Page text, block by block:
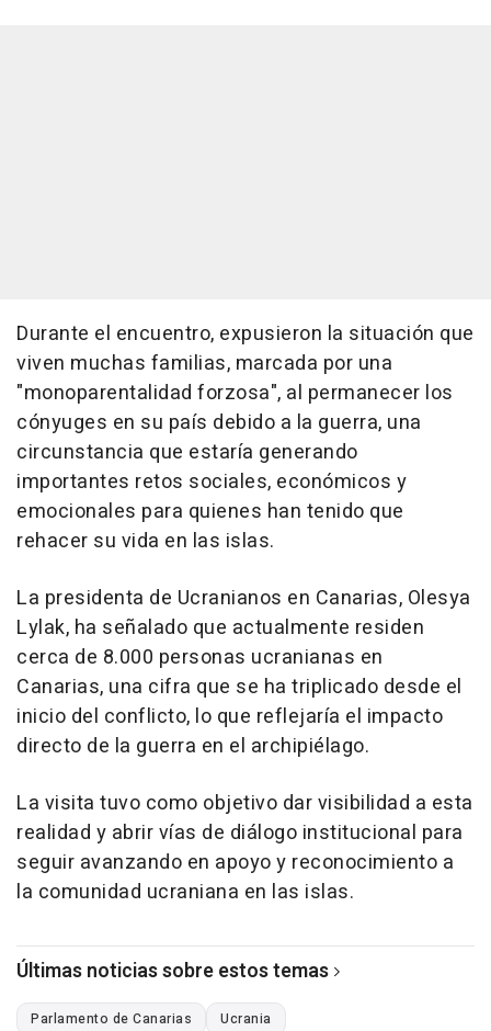
Durante el encuentro, expusieron la situación que
viven muchas familias, marcada por una
"monoparentalidad forzosa", al permanecer los
cónyuges en su país debido a la guerra, una
circunstancia que estaría generando
importantes retos sociales, económicos y
emocionales para quienes han tenido que
rehacer su vida en las islas.
La presidenta de Ucranianos en Canarias, Olesya
Lylak, ha señalado que actualmente residen
cerca de 8.000 personas ucranianas en
Canarias, una cifra que se ha triplicado desde el
inicio del conflicto, lo que reflejaría el impacto
directo de la guerra en el archipiélago.
La visita tuvo como objetivo dar visibilidad a esta
realidad y abrir vías de diálogo institucional para
seguir avanzando en apoyo y reconocimiento a
la comunidad ucraniana en las islas.
Últimas noticias sobre estos temas
Parlamento de Canarias Ucrania